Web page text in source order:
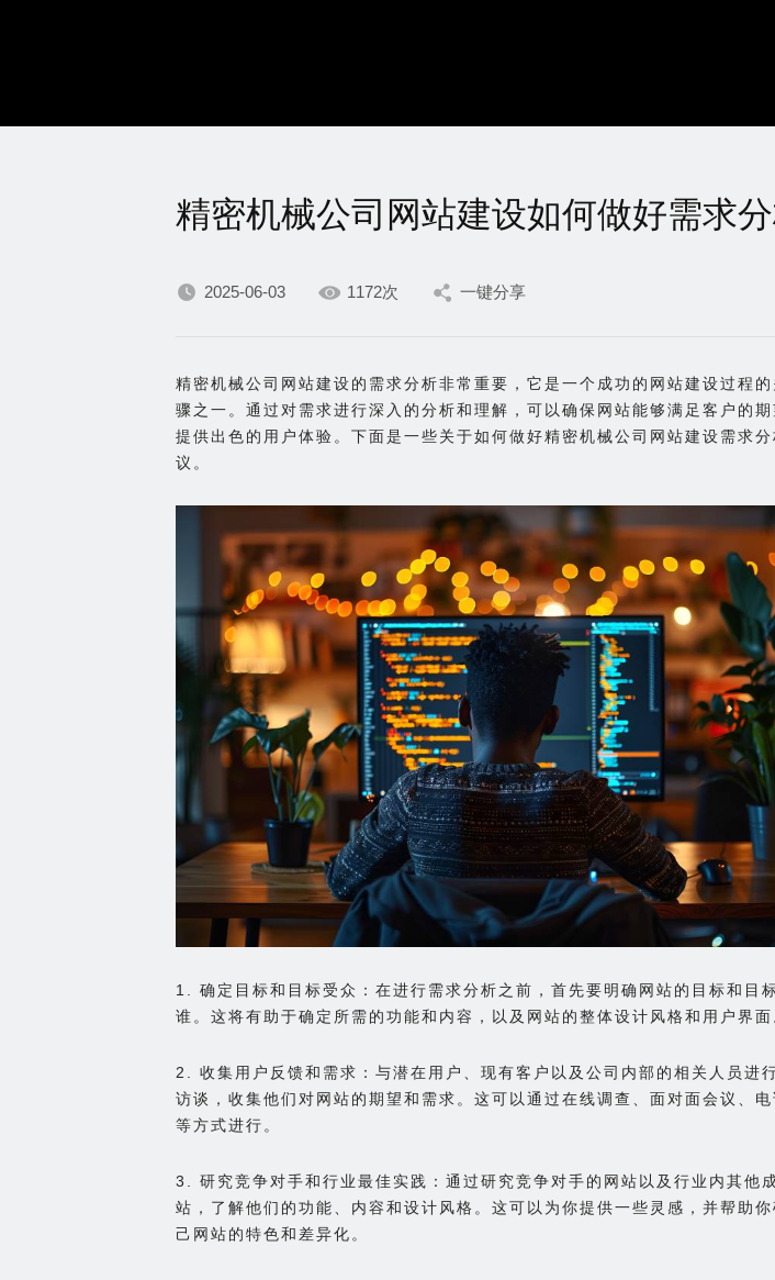
精密机械公司网站建设如何做好需求
2025-06-03 1172次 一键分享
精密机械公司网站建设的需求分析非常重要，它是一个成功的网站建设过程的
骤之一。通过对需求进行深入的分析和理解，可以确保网站能够满足客户的期
提供出色的用户体验。下面是一些关于如何做好精密机械公司网站建设需求分
议。
1. 确定目标和目标受众：在进行需求分析之前，首先要明确网站的目标和目
谁。这将有助于确定所需的功能和内容，以及网站的整体设计风格和用户界面
2. 收集用户反馈和需求：与潜在用户、现有客户以及公司内部的相关人员进
访谈，收集他们对网站的期望和需求。这可以通过在线调查、面对面会议、电
等方式进行。
3. 研究竞争对手和行业最佳实践：通过研究竞争对手的网站以及行业内其他
站，了解他们的功能、内容和设计风格。这可以为你提供一些灵感，并帮助你
己网站的特色和差异化。